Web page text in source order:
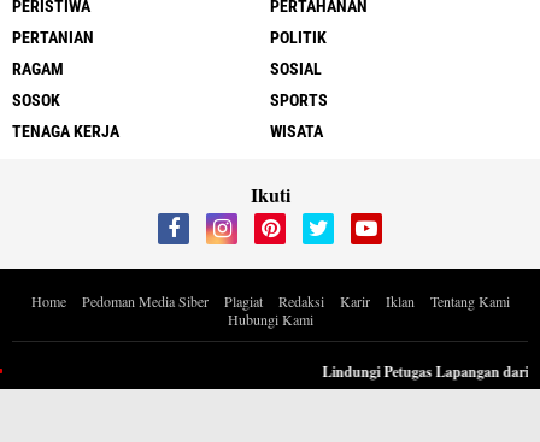
PERISTIWA
PERTAHANAN
PERTANIAN
POLITIK
RAGAM
SOSIAL
SOSOK
SPORTS
TENAGA KERJA
WISATA
Ikuti
Lindungi Petugas Lapangan dari
Home Pedoman Media Siber Plagiat Redaksi Karir Iklan
Tentang Kami
Hubungi Kami
2026 Berita Inspiratif Progresif.id by ApoedCyber